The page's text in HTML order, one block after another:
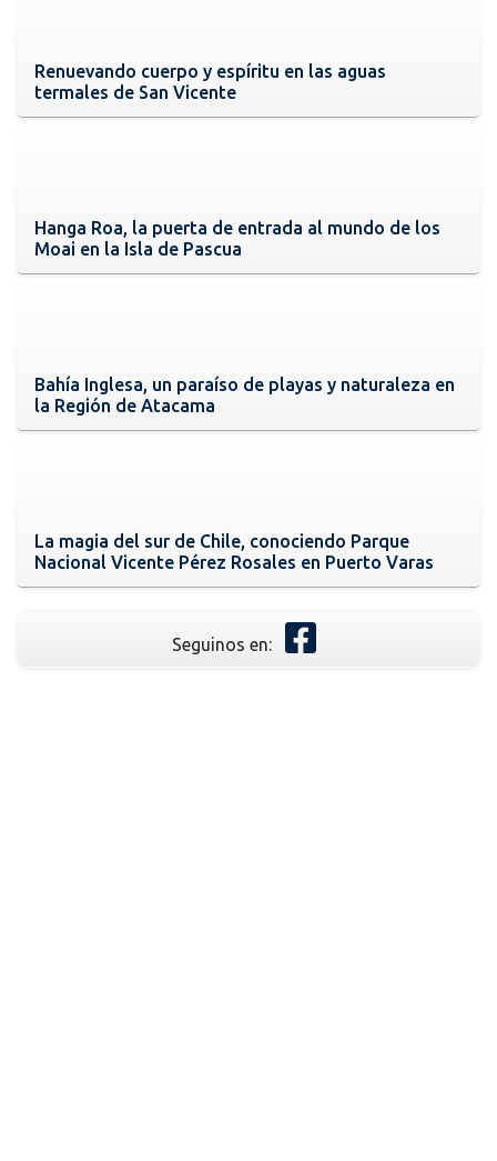
Renuevando cuerpo y espíritu en las aguas
termales de San Vicente
Hanga Roa, la puerta de entrada al mundo de los
Moai en la Isla de Pascua
Bahía Inglesa, un paraíso de playas y naturaleza en
la Región de Atacama
La magia del sur de Chile, conociendo Parque
Nacional Vicente Pérez Rosales en Puerto Varas
Seguinos en: